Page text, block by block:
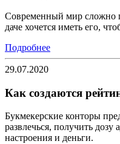
Современный мир сложно
даче хочется иметь его,
Подробнее
29.07.2020
Как создаются
Букмекерские конторы
развлечься, получить дозу
настроения и деньги.